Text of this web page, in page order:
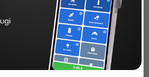
MIS
ETTEVÕTTELE